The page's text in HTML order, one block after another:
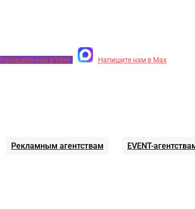
Напишите нам в Viber
Напишите нам в Max
Рекламным агентствам EVENT-